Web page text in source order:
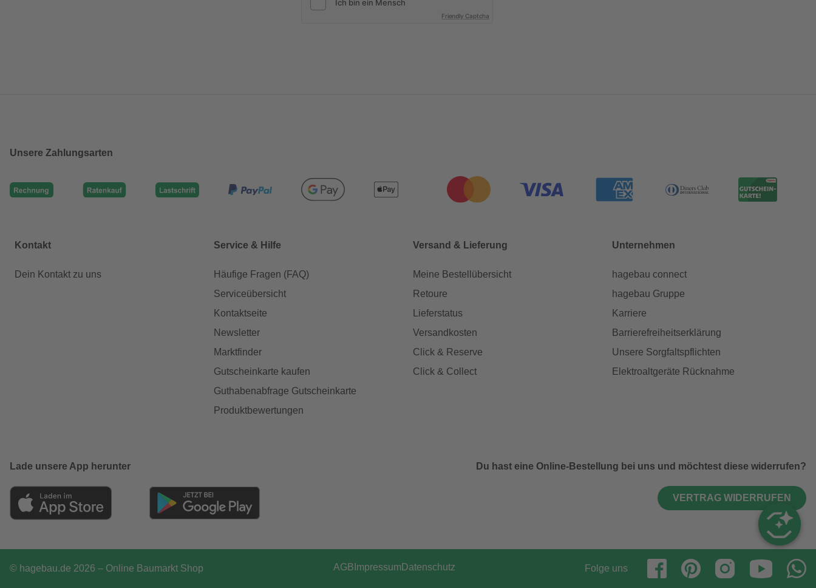
Friendly Captcha
Unsere Zahlungsarten
Kontakt
Dein Kontakt zu uns
Service & Hilfe
Häufige Fragen (FAQ)
Serviceübersicht
Kontaktseite
Newsletter
Marktfinder
Gutscheinkarte kaufen
Guthabenabfrage Gutscheinkarte
Produktbewertungen
Versand & Lieferung
Meine Bestellübersicht
Retoure
Lieferstatus
Versandkosten
Click & Reserve
Click & Collect
Unternehmen
hagebau connect
hagebau Gruppe
Karriere
Barrierefreiheitserklärung
Unsere Sorgfaltspflichten
Elektroaltgeräte Rücknahme
Lade unsere App herunter Du hast eine Online-Bestellung bei uns und möchtest diese widerrufen?
VERTRAG WIDERRUFEN
© hagebau.de 2026 – Online Baumarkt Shop AGB Impressum Datenschutz Folge uns